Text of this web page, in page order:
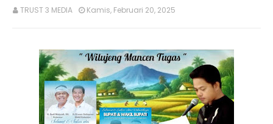
TRUST 3 MEDIA Kamis, Februari 20, 2025